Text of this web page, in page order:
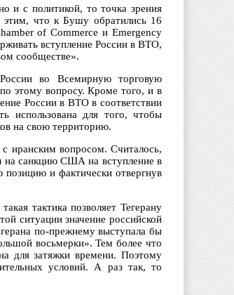
и с политикой, то точка зрения
этим, что к Бушу обратились 16
of Commerce и Emergency
вступление России в ВТО,
сообществе».
во Всемирную торговую
этому вопросу. Кроме того, и в
России в ВТО в соответствии
использована для того, чтобы
на свою территорию.
иранским вопросом. Считалось,
на санкцию США на вступление в
и фактически отвергнув
тактика позволяет Тегерану
ситуации значение российской
по-прежнему выступала бы
восьмерки». Тем более что
для затяжки времени. Поэтому
условий. А раз так, то